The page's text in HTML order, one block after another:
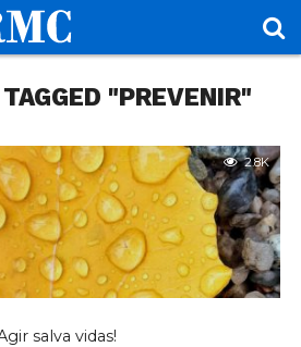
"PREVENIR"
2.8K
salva vidas!